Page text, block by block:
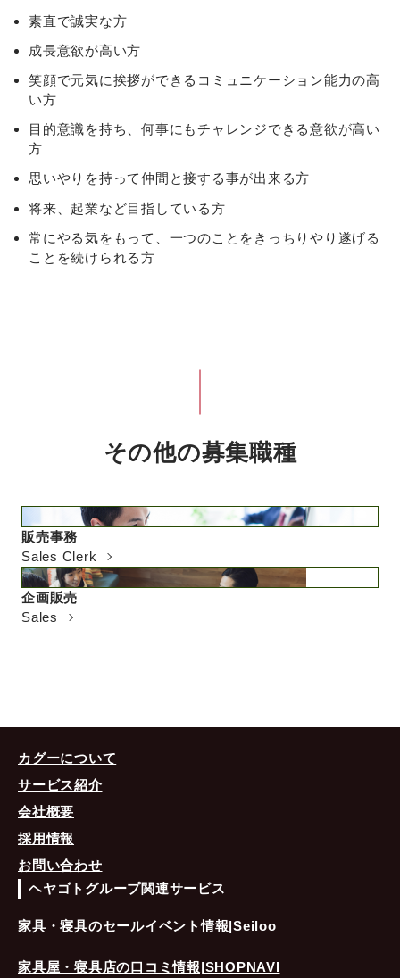
素直で誠実な方
成長意欲が高い方
笑顔で元気に挨拶ができるコミュニケーション能力の高
い方
目的意識を持ち、何事にもチャレンジできる意欲が高い
方
思いやりを持って仲間と接する事が出来る方
将来、起業など目指している方
常にやる気をもって、一つのことをきっちりやり遂げる
ことを続けられる方
その他の募集職種
販売事務
Sales Clerk
企画販売
Sales
カグーについて
サービス紹介
会社概要
採用情報
お問い合わせ
ヘヤゴトグループ関連サービス
家具・寝具のセールイベント情報|Seiloo
家具屋・寝具店の口コミ情報|SHOPNAVI